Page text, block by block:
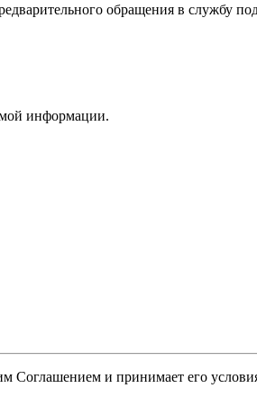
обращения в службу
информации.
Соглашением и принимает его